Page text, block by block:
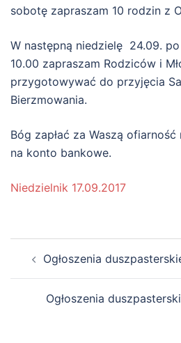
sobotę zapraszam 10 rodzin z
W następną niedzielę 24.09.
10.00 zapraszam Rodziców i
przygotowywać do przyjęcia
Bierzmowania.
Bóg zapłać za Waszą
na konto bankowe.
Niedzielnik 17.09.2017
wpisyOgłoszenia
Ogłoszenia